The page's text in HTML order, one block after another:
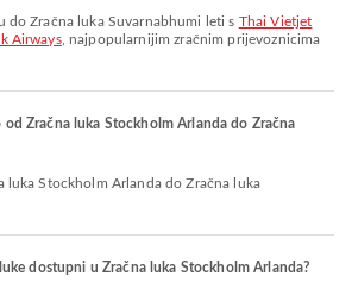
do Zračna luka Suvarnabhumi leti s Thai Vietjet
Airways, najpopularnijim zračnim prijevoznicima
Zračna luka Stockholm Arlanda do Zračna
dostupni u Zračna luka Stockholm Arlanda?